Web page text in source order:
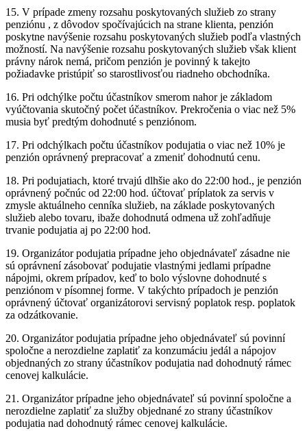
15. V prípade zmeny rozsahu poskytovaných služieb zo strany
penziónu , z dôvodov spočívajúcich na strane klienta, penzión
poskytne navýšenie rozsahu poskytovaných služieb podľa vlastných
možností. Na navýšenie rozsahu poskytovaných služieb však klient
právny nárok nemá, pričom penzión je povinný k takejto
požiadavke pristúpiť so starostlivosťou riadneho obchodníka.
16. Pri odchýlke počtu účastníkov smerom nahor je základom
vyúčtovania skutočný počet účastníkov. Prekročenia o viac než 5%
musia byť predtým dohodnuté s penziónom.
17. Pri odchýlkach počtu účastníkov podujatia o viac než 10% je
penzión oprávnený prepracovať a zmeniť dohodnutú cenu.
18. Pri podujatiach, ktoré trvajú dlhšie ako do 22:00 hod., je penzión
oprávnený počnúc od 22:00 hod. účtovať príplatok za servis v
zmysle aktuálneho cenníka služieb, na základe poskytovaných
služieb alebo tovaru, ibaže dohodnutá odmena už zohľadňuje
trvanie podujatia aj po 22:00 hod.
19. Organizátor podujatia prípadne jeho objednávateľ zásadne nie
sú oprávnení zásobovať podujatie vlastnými jedlami prípadne
nápojmi, okrem prípadov, keď to bolo výslovne dohodnuté s
penziónom v písomnej forme. V takýchto prípadoch je penzión
oprávnený účtovať organizátorovi servisný poplatok resp. poplatok
za odzátkovanie.
20. Organizátor podujatia prípadne jeho objednávateľ sú povinní
spoločne a nerozdielne zaplatiť za konzumáciu jedál a nápojov
objednaných zo strany účastníkov podujatia nad dohodnutý rámec
cenovej kalkulácie.
21. Organizátor prípadne jeho objednávateľ sú povinní spoločne a
nerozdielne zaplatiť za služby objednané zo strany účastníkov
podujatia nad dohodnutý rámec cenovej kalkulácie.